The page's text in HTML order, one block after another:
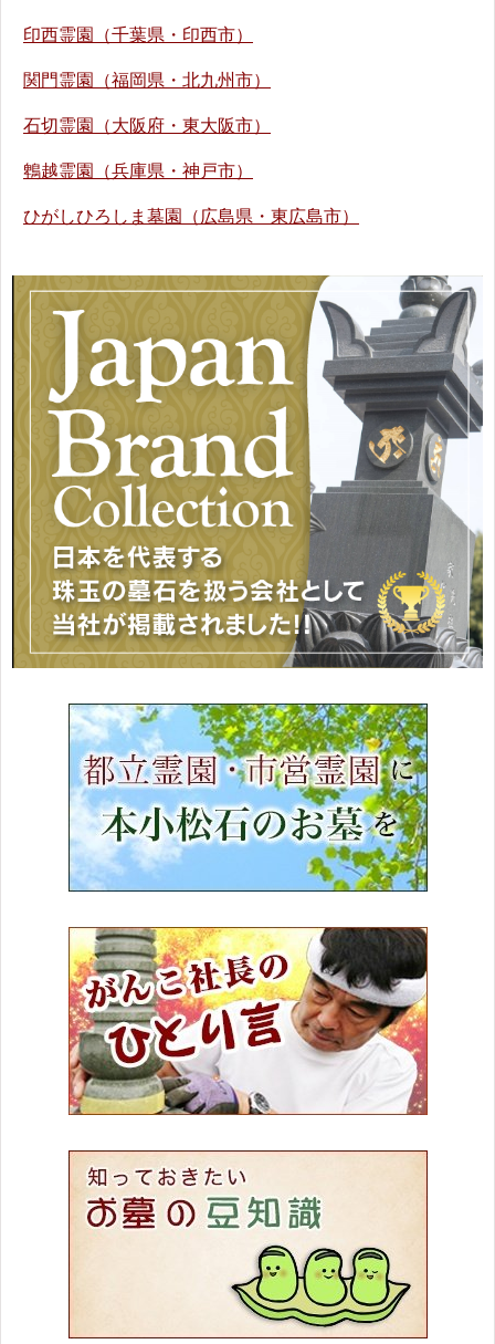
印西霊園（千葉県・印西市）
関門霊園（福岡県・北九州市）
石切霊園（大阪府・東大阪市）
鵯越霊園（兵庫県・神戸市）
ひがしひろしま墓園（広島県・東広島市）